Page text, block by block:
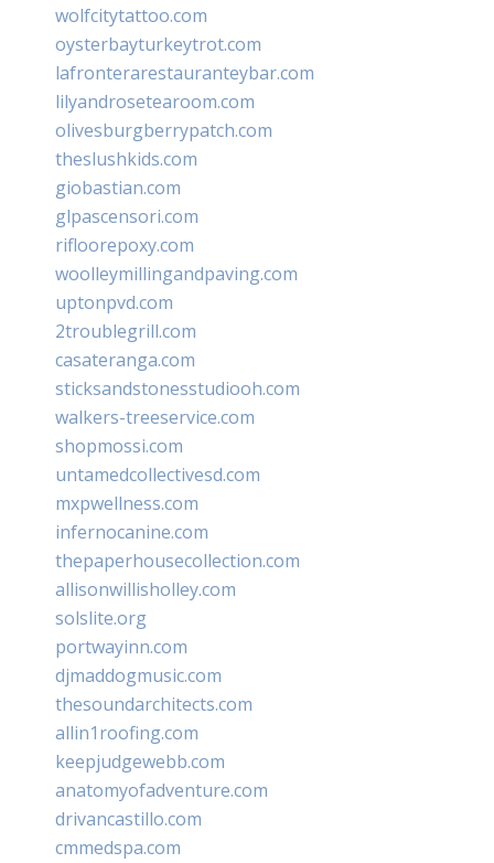
wolfcitytattoo.com
oysterbayturkeytrot.com
lafronterarestauranteybar.com
lilyandrosetearoom.com
olivesburgberrypatch.com
theslushkids.com
giobastian.com
glpascensori.com
rifloorepoxy.com
woolleymillingandpaving.com
uptonpvd.com
2troublegrill.com
casateranga.com
sticksandstonesstudiooh.com
walkers-treeservice.com
shopmossi.com
untamedcollectivesd.com
mxpwellness.com
infernocanine.com
thepaperhousecollection.com
allisonwillisholley.com
solslite.org
portwayinn.com
djmaddogmusic.com
thesoundarchitects.com
allin1roofing.com
keepjudgewebb.com
anatomyofadventure.com
drivancastillo.com
cmmedspa.com